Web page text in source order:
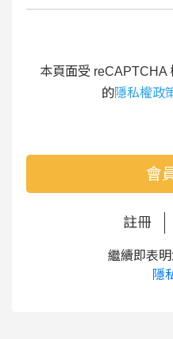
本頁面受 reCAPTCHA
的隱私權政
會
註冊
繼續即表
隱